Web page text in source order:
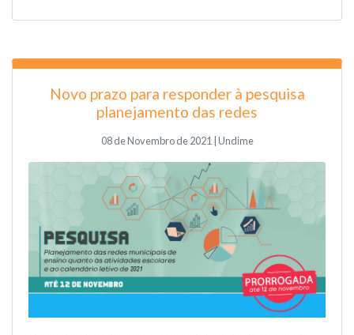
Novo prazo para responder à pesquisa
planejamento das redes
08 de Novembro de 2021 | Undime